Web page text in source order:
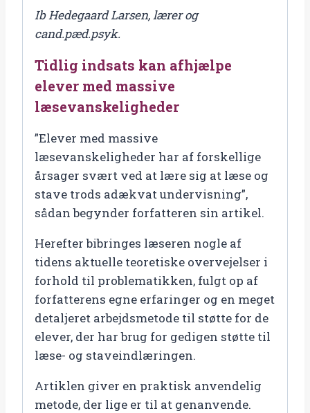
elever
med
læsevanskeligheder
antal
Ib Hedegaard Larsen, lærer og
cand.pæd.psyk.
Tidlig indsats kan afhjælpe
elever med massive
læsevanskeligheder
”Elever med massive
læsevanskeligheder har af forskellige
årsager svært ved at lære sig at læse og
stave trods adækvat undervisning”,
sådan begynder forfatteren sin artikel.
Herefter bibringes læseren nogle af
tidens aktuelle teoretiske overvejelser i
forhold til problematikken, fulgt op af
forfatterens egne erfaringer og en meget
detaljeret arbejdsmetode til støtte for de
elever, der har brug for gedigen støtte til
læse- og staveindlæringen.
Artiklen giver en praktisk anvendelig
metode, der lige er til at genanvende.